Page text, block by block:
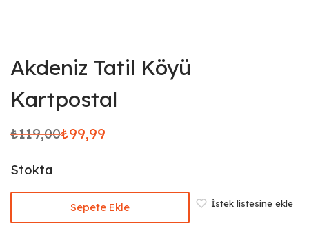
Akdeniz Tatil Köyü
Kartpostal
₺119,00
Orijinal
₺119,00.
₺99,99
Şu
fiyat:
₺99,99.
Stokta
Sepete Ekle İstek listesine ekle